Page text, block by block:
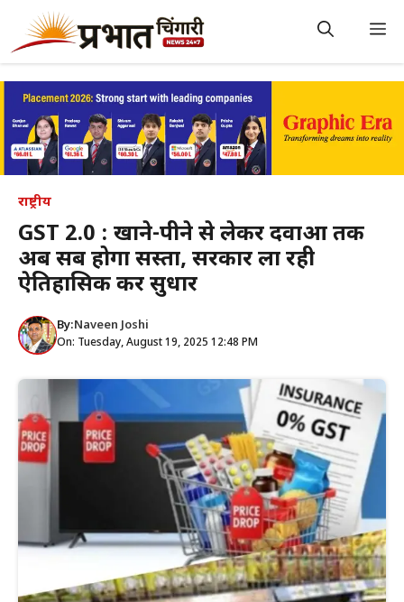
content
राष्ट्रीय
GST 2.0 : खाने-पीने से लेकर दवाओं तक
अब सब होगा सस्ता, सरकार ला रही
ऐतिहासिक कर सुधार
By:Naveen Joshi
On: Tuesday, August 19, 2025 12:48 PM